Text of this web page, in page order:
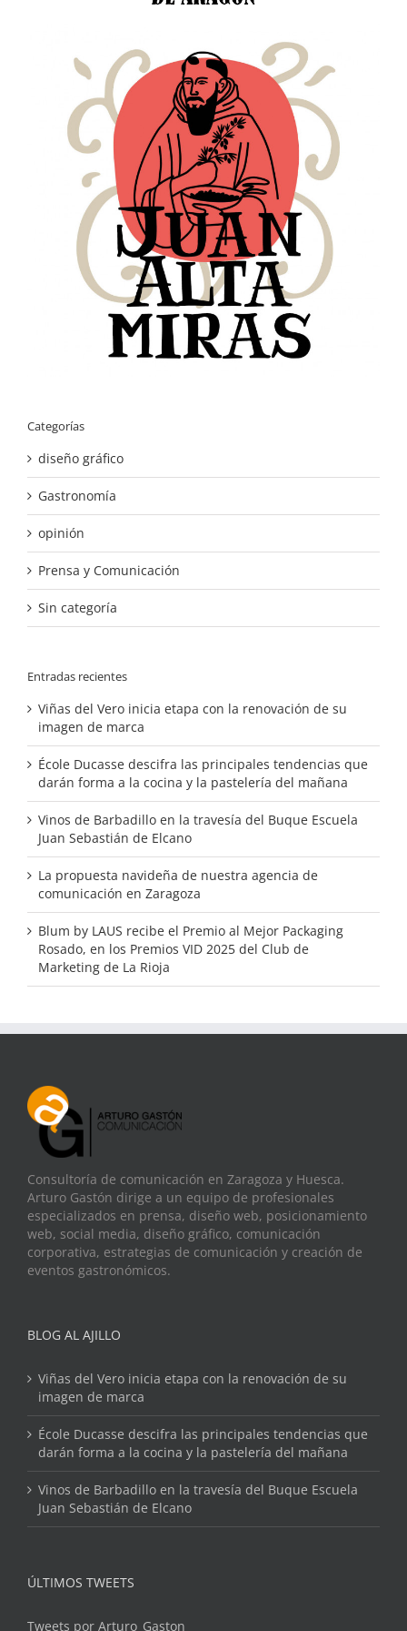
Categorías
diseño gráfico
Gastronomía
opinión
Prensa y Comunicación
Sin categoría
Entradas recientes
Viñas del Vero inicia etapa con la renovación de su
imagen de marca
École Ducasse descifra las principales tendencias que
darán forma a la cocina y la pastelería del mañana
Vinos de Barbadillo en la travesía del Buque Escuela
Juan Sebastián de Elcano
La propuesta navideña de nuestra agencia de
comunicación en Zaragoza
Blum by LAUS recibe el Premio al Mejor Packaging
Rosado, en los Premios VID 2025 del Club de
Marketing de La Rioja
Consultoría de comunicación en Zaragoza y Huesca.
Arturo Gastón dirige a un equipo de profesionales
especializados en prensa, diseño web, posicionamiento
web, social media, diseño gráfico, comunicación
corporativa, estrategias de comunicación y creación de
eventos gastronómicos.
BLOG AL AJILLO
Viñas del Vero inicia etapa con la renovación de su
imagen de marca
École Ducasse descifra las principales tendencias que
darán forma a la cocina y la pastelería del mañana
Vinos de Barbadillo en la travesía del Buque Escuela
Juan Sebastián de Elcano
ÚLTIMOS TWEETS
Tweets por Arturo_Gaston